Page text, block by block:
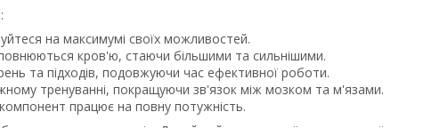
на максимумі своїх можливостей.
кров'ю, стаючи більшими та сильнішими.
та підходів, подовжуючи час ефективної роботи.
тренуванні, покращуючи зв'язок між мозком та м'язами.
працює на повну потужність.